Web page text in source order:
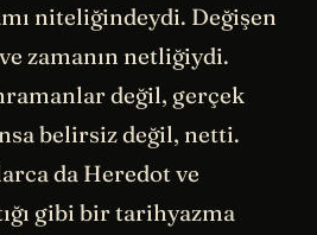
niteliğindeydi. Değişen
zamanın netliğiydi.
değil, gerçek
belirsiz değil, netti.
da Heredot ve
gibi bir tarihyazma